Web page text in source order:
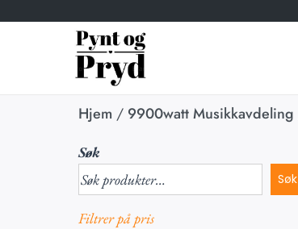
Hjem / 9900watt Musikkavdeling
Søk
Søk
Filtrer på pris